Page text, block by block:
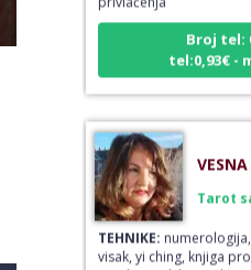
Broj tel:
tel:0,93€ -
TEHNIKE:numerologija,
visak, yi ching, knjiga
izrada runskih amajlija